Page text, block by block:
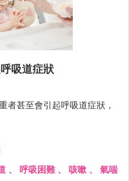
吸道症狀
者甚至會引起呼吸道症狀，
、 呼吸困難、 咳嗽 、 氣喘